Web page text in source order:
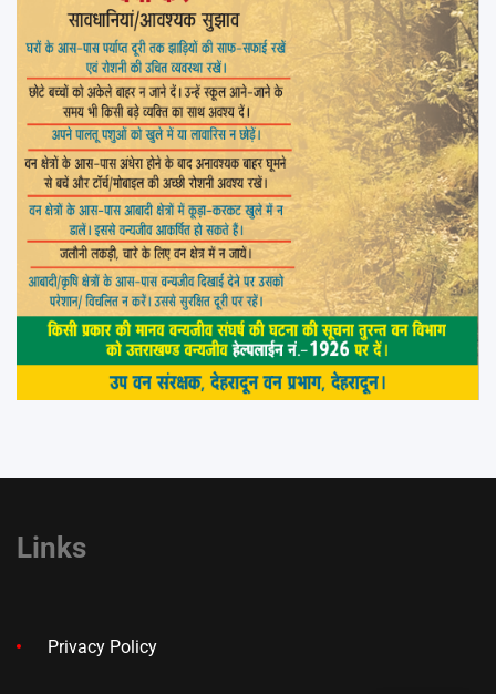
Links
Privacy Policy